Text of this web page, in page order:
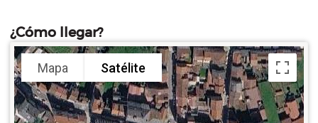
¿Cómo llegar?
Mapa Satélite